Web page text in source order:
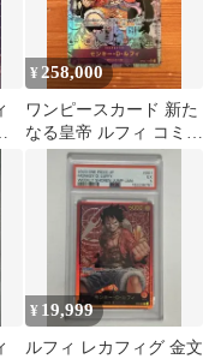
¥258,000
ワンピースカード 新た
なる皇帝 ルフィ コミッ
クパラレル スーパーパ
¥ 19,999
ルフィ レカフィグ 金文